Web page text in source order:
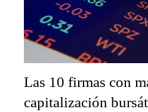
Las 10 firmas con
capitalización